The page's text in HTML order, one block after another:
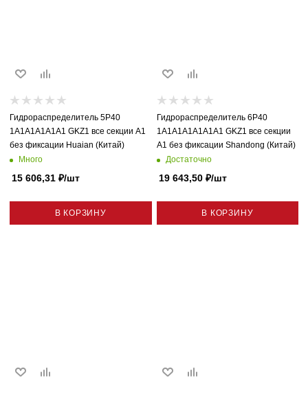
Гидрораспределитель 5P40
1A1A1A1A1A1 GKZ1 все секции A1
без фиксации Huaian (Китай)
Много
15 606,31 ₽/шт
В КОРЗИНУ
Гидрораспределитель 6P40
1A1A1A1A1A1A1 GKZ1 все секции
A1 без фиксации Shandong (Китай)
Достаточно
19 643,50₽/шт
В КОРЗИНУ